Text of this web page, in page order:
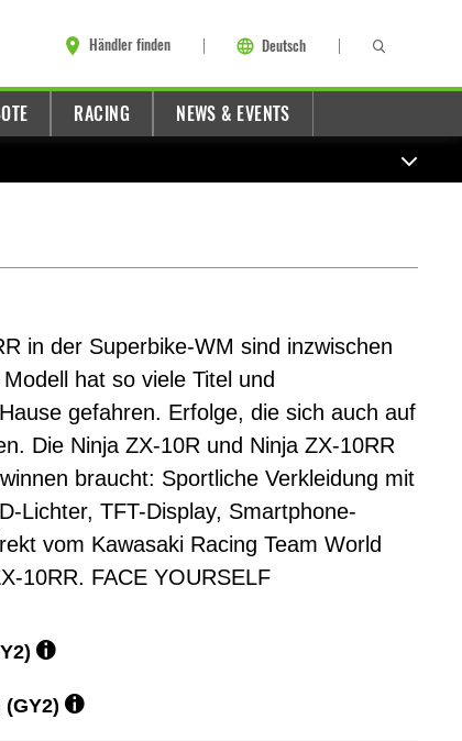
Händler finden Deutsch
RACING NEWS & EVENTS
in der Superbike-WM sind inzwischen
hat so viele Titel und
gefahren. Erfolge, die sich auch auf
Die Ninja ZX-10R und Ninja ZX-10RR
braucht: Sportliche Verkleidung mit
Lichter, TFT-Display, Smartphone-
vom Kawasaki Racing Team World
10RR. FACE YOURSELF